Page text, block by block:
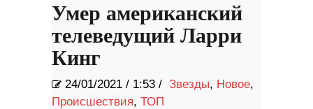
Умер американский
телеведущий Ларри
Кинг
24/01/2021 / 1:53 / Звезды, Новое,
Происшествия, ТОП